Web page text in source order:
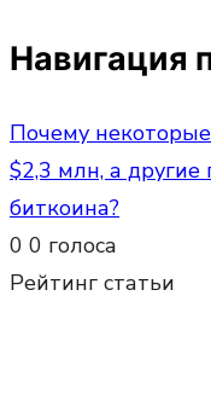
Навигация
Почему
$2,3 млн, а
биткоина?
0 0 голоса
Рейтинг статьи